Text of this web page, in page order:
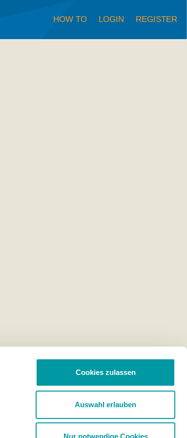
Cookies zulassen
Auswahl erlauben
Nur notwendige Cookies
HOW TO LOGIN REGISTER